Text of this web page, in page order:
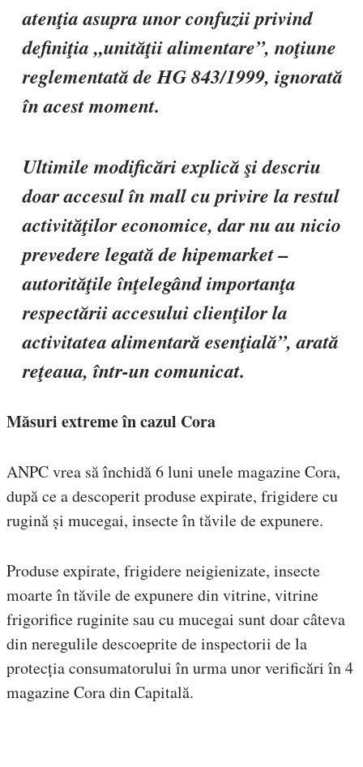
atenţia asupra unor confuzii privind
definiţia „unităţii alimentare”, noţiune
reglementată de HG 843/1999, ignorată
în acest moment.
Ultimile modificări explică şi descriu
doar accesul în mall cu privire la restul
activităţilor economice, dar nu au nicio
prevedere legată de hipemarket –
autorităţile înţelegând importanţa
respectării accesului clienţilor la
activitatea alimentară esenţială”, arată
reţeaua, într-un comunicat.
Măsuri extreme în cazul Cora
ANPC vrea să închidă 6 luni unele magazine Cora,
după ce a descoperit produse expirate, frigidere cu
rugină și mucegai, insecte în tăvile de expunere.
Produse expirate, frigidere neigienizate, insecte
moarte în tăvile de expunere din vitrine, vitrine
frigorifice ruginite sau cu mucegai sunt doar câteva
din neregulile descoeprite de inspectorii de la
protecția consumatorului în urma unor verificări în 4
magazine Cora din Capitală.